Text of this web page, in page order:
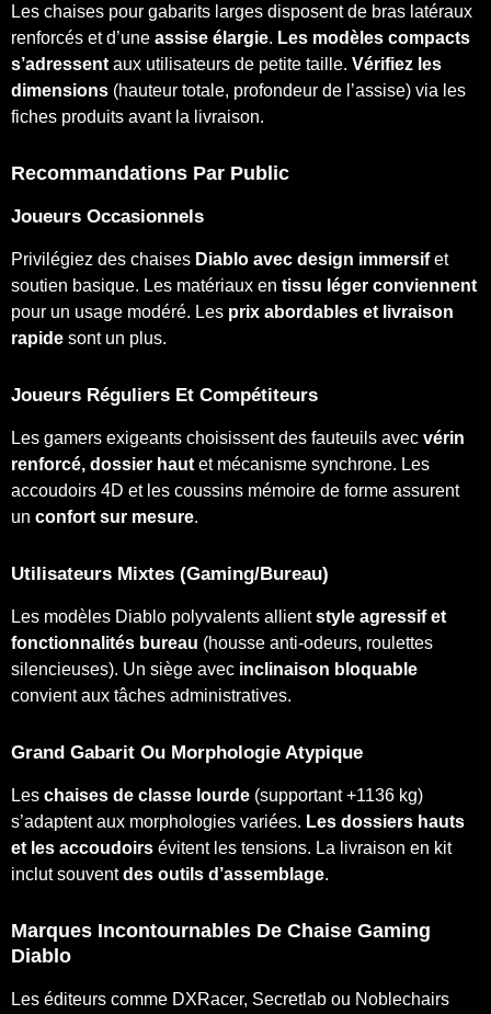
Les chaises pour gabarits larges disposent de bras latéraux
renforcés et d’une assise élargie. Les modèles compacts
s’adressent aux utilisateurs de petite taille. Vérifiez les
dimensions (hauteur totale, profondeur de l’assise) via les
fiches produits avant la livraison.
Recommandations Par Public
Joueurs Occasionnels
Privilégiez des chaises Diablo avec design immersifet
soutien basique. Les matériaux en tissu léger conviennent
pour un usage modéré. Les prix abordables et livraison
rapide sont un plus.
Joueurs Réguliers Et Compétiteurs
Les gamers exigeants choisissent des fauteuils avec vérin
renforcé, dossier haut et mécanisme synchrone. Les
accoudoirs 4D et les coussins mémoire de forme assurent
un confort sur mesure.
Utilisateurs Mixtes (gaming/bureau)
Les modèles Diablo polyvalents allientstyle agressif et
fonctionnalités bureau (housse anti-odeurs, roulettes
silencieuses). Un siège avec inclinaison bloquable
convient aux tâches administratives.
Grand Gabarit Ou Morphologie Atypique
Les chaises de classe lourde (supportant +1136 kg)
s’adaptent aux morphologies variées. Les dossiers hauts
et les accoudoirs évitent les tensions. La livraison en kit
inclut souventdes outils d’assemblage.
Marques Incontournables De Chaise Gaming
Diablo
Les éditeurs comme DXRacer, Secretlab ou Noblechairs